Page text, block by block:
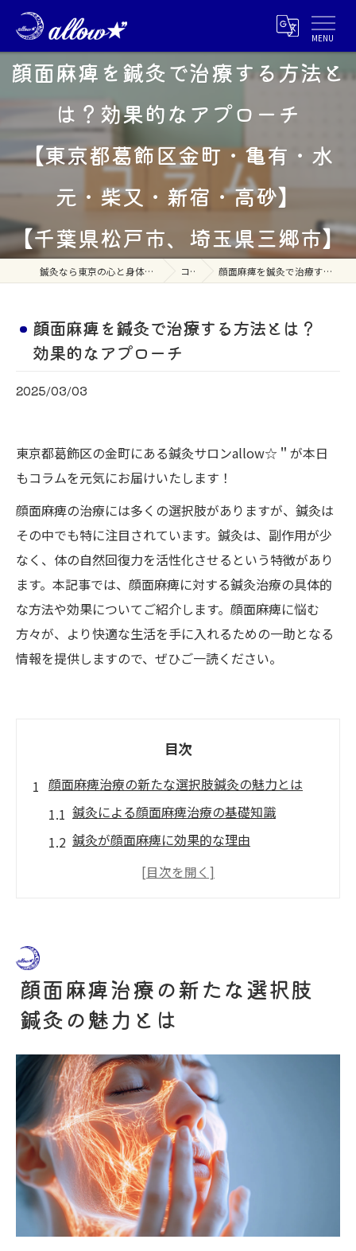
顔面麻痺を鍼灸で治療する方法と
は？効果的なアプローチ
【東京都葛飾区金町・亀有・水
元・柴又・新宿・高砂】
【千葉県松戸市、埼玉県三郷市】
鍼灸なら東京の心と身体へ赦しの鍼灸 allow☆"(あろう) コラム 顔面麻痺を鍼灸で治療する方法とは？効果的なアプローチ
顔面麻痺を鍼灸で治療する方法とは？
効果的なアプローチ
2025/03/03
東京都葛飾区の金町にある鍼灸サロンallow☆＂が本日
もコラムを元気にお届けいたします！
顔面麻痺の治療には多くの選択肢がありますが、鍼灸は
その中でも特に注目されています。鍼灸は、副作用が少
なく、体の自然回復力を活性化させるという特徴があり
ます。本記事では、顔面麻痺に対する鍼灸治療の具体的
な方法や効果についてご紹介します。顔面麻痺に悩む
方々が、より快適な生活を手に入れるための一助となる
情報を提供しますので、ぜひご一読ください。
目次
顔面麻痺治療の新たな選択肢鍼灸の魅力とは
鍼灸による顔面麻痺治療の基礎知識
鍼灸が顔面麻痺に効果的な理由
最新の研究が示す鍼灸の有効性
鍼灸で顔面麻痺を改善自然回復力を活性化する
方法
自然治癒力を引き出す鍼灸の役割
顔面麻痺改善に効果的な鍼灸の施術方法
鍼灸による回復プロセスと注意点
ポジティブな変化を促す鍼灸のメカニズム
患者体験から見る鍼灸の実際の効果
鍼灸を活用した顔面麻痺改善のライフスタ
イル
鍼灸治療の実際顔面麻痺に対する効果的なアプ
顔面麻痺治療の新たな選択肢
鍼灸の魅力とは